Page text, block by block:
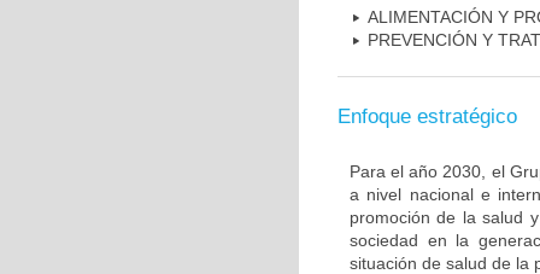
ALIMENTACIÓN Y
PREVENCIÓN Y
Enfoque estratégico
Para el año 2030, el
a nivel nacional e
promoción de la salud
sociedad en la
situación de salud de la